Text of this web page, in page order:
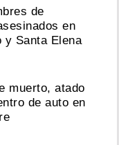
de
en
y Santa Elena
muerto, atado
de auto en